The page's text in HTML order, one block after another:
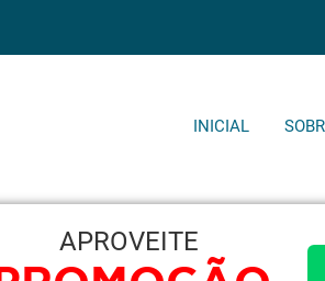
INICIAL
APROVEITE